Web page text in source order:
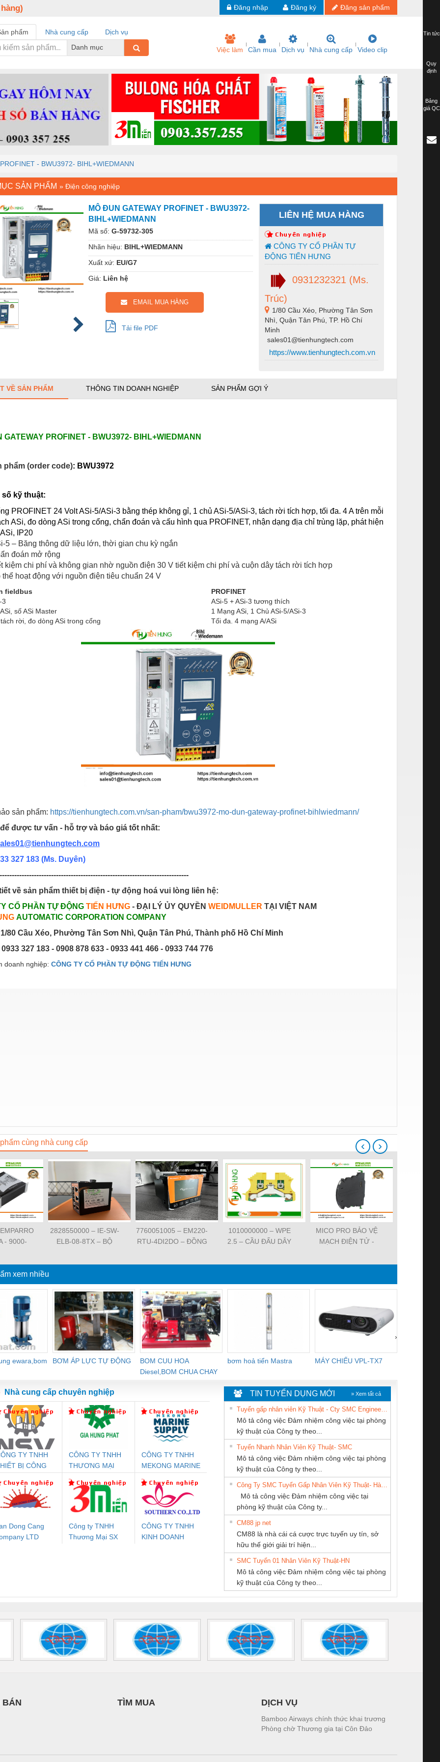
Đăng sản phẩm
Đăng ký
Đăng nhập
phẩm Nhà cung cấp
Dịch vụ
Danh mục
Việc làm Cần mua Dịch vụ Nhà cung cấp Video clip
- BWU3972- BIHL+WIEDMANN
SẢN PHẨM » Điện công nghiệp
MÔ ĐUN GATEWAY PROFINET - BWU3972-
BIHL+WIEDMANN
Mã số: G-59732-305
Nhãn hiệu: BIHL+WIEDMANN
Xuất xứ: EU/G7
Giá: Liên hệ
EMAIL MUA HÀNG
Tải file PDF
LIÊN HỆ MUA HÀNG
CÔNG TY CỔ PHẦN TỰ
ĐỘNG TIẾN HƯNG
0931232321 (Ms.
Trúc)
1/80 Cầu Xéo, Phường Tân Sơn
Nhì, Quận Tân Phú, TP. Hồ Chí
Minh
sales01@tienhungtech.com
https://www.tienhungtech.com.vn
VỀ SẢN PHẨM THÔNG TIN DOANH NGHIỆP SẢN PHẨM GỢI Ý
GATEWAY PROFINET - BWU3972- BIHL+WIEDMANN
phẩm (order code): BWU3972
số kỹ thuật:
PROFINET 24 Volt ASi-5/ASi-3 bằng thép không gỉ, 1 chủ ASi-5/ASi-3, tách rời tích hợp, tối đa. 4 A trên mỗi
ASi, đo dòng ASi trong cổng, chẩn đoán và cấu hình qua PROFINET, nhận dạng địa chỉ trùng lặp, phát hiện
ASi, IP20
5 – Băng thông dữ liệu lớn, thời gian chu kỳ ngắn
đoán mở rộng
kiệm chi phí và không gian nhờ nguồn điện 30 V tiết kiệm chi phí và cuộn dây tách rời tích hợp
thể hoạt động với nguồn điện tiêu chuẩn 24 V
fieldbus
PROFINET
3
ASi-5 + ASi-3 tương thích
số ASi Master
1 Mạng ASi, 1 Chủ ASi-5/ASi-3
rời, đo dòng ASi trong cổng
Tối đa. 4 mạng A/ASi
sản phẩm: https://tienhungtech.com.vn/san-pham/bwu3972-mo-dun-gateway-profinet-bihlwiedmann/
được tư vấn - hỗ trợ và báo giá tốt nhất:
327 183 (Ms. Duyên)
về sản phẩm thiết bị điện - tự động hoá vui lòng liên hệ:
CỔ PHẦN TỰ ĐỘNG TIẾN HƯNG - ĐẠI LÝ ỦY QUYỀN WEIDMULLER TẠI VIỆT NAM
AUTOMATIC CORPORATION COMPANY
1/80 Cầu Xéo, Phường Tân Sơn Nhì, Quận Tân Phú, Thành phố Hồ Chí Minh
0933 327 183 - 0908 878 633 - 0933 441 466 - 0933 744 776
doanh nghiệp: CÔNG TY CỔ PHẦN TỰ ĐỘNG TIẾN HƯNG
cùng nhà cung cấp
- 9000-
IP67
1-
2828550000 – IE-SW-
ELB-08-8TX – BỘ
RJ45 – WEIDMULLER
7760051005 – EM220-
RTU-4DI2DO – ĐỒNG
ĐO ĐIỆN ÁP –
1010000000 – WPE
2.5 – CẦU ĐẤU DÂY
WEIDMULLER-
MICO PRO BẢO VỆ
MẠCH ĐIỆN TỬ -
MICO PRO
CIRCUIT
CHANNELS
‹ ›
xem nhiều
ewara,bom
BƠM ÁP LỰC TỰ ĐỘNG
BOM CUU HOA
Diesel,BOM CHUA CHAY
bơm hoả tiển Mastra MÁY CHIẾU VPL-TX7
›
An Toàn
Contact
1NO-
24DC-SP -
Rơ Le An Toàn
Phoenix Contact
PSR-SCP-
24UC/ESL4/3X1/1X2/B
- 2981059
Điện AC
Mô-đun Ắc Quy UPS
Bộ Lặp Tín Hiệu
PROFIBUS Phoenix
Contact PSI-REP-
PROFIBUS/12MB -
2708863
Rơ Le An Toàn
Phoenix Contact
2986960 – PSR-
SCP-
24DC/FSP/2X1/1X2
Rơ Le An Toàn
Bộ giám sát chuỗi
tấm pin
TRANSCLINIC 16I+
1K5 H (2502520000)
Bộ giám sát chuỗi
tấm pin
TRANSCLINIC 16I+
1K5 L (2433950000)
Bộ giám sát dòng
TRANSCLINIC 16I+
(2008130000)
điện TRANSCLINIC
BKE 1K5.4
(7791400879)2. Giá
Nẹp nhôm chống
trơn Đà Nẵng
Nhà cung cấp chuyên nghiệp
TY TNHH
BỊ CÔNG
VIỆT
NAM
CÔNG TY TNHH
THƯƠNG MẠI
THUẬT ĐIỆN CƠ
GIA HƯNG PHÁT
CÔNG TY TNHH
MEKONG MARINE
Dong Cang
LTD
Công ty TNHH
Thương Mại SX
CÔNG TY TNHH
KINH DOANH
CONG TY TNHH
TM-DV DAI DONG
THANH
CÔNG TY CỔ
PHẦN TỰ ĐỘNG
TIẾN HƯNG
CÔNG TY CP TỰ
HƯNG
Công Ty TNHH
Thiết Bị Điện Nam
Quốc Thịnh
KỸ THUẬT KTECH
VIỆT NAM
THƯƠNG MẠI
TIN TUYỂN DỤNG MỚI » Xem tất cả
Mô tả công việc Đảm nhiệm công việc tại phòng
kỹ thuật của Công ty theo...
Tuyển Nhanh Nhân Viên Kỹ Thuật- SMC
Mô tả công việc Đảm nhiệm công việc tại phòng
kỹ thuật của Công ty theo...
Mô tả công việc Đảm nhiệm công việc tại
phòng kỹ thuật của Công ty...
CM88 jp net
CM88 là nhà cái cá cược trực tuyến uy tín, sở
hữu thế giới giải trí hiện...
SMC Tuyển 01 Nhân Viên Kỹ Thuật-HN
Mô tả công việc Đảm nhiệm công việc tại phòng
kỹ thuật của Công ty theo...
BÁN TÌM MUA DỊCH VỤ
Bamboo Airways chính thức khai trương
Phòng chờ Thương gia tại Côn Đảo
Tin tức
Quy
định
Bảng
giá QC